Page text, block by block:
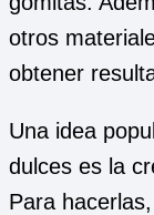
otros
obtener
Una idea
dulces es la
Para